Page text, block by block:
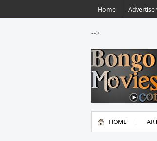
Home Advertise
-->
HOME